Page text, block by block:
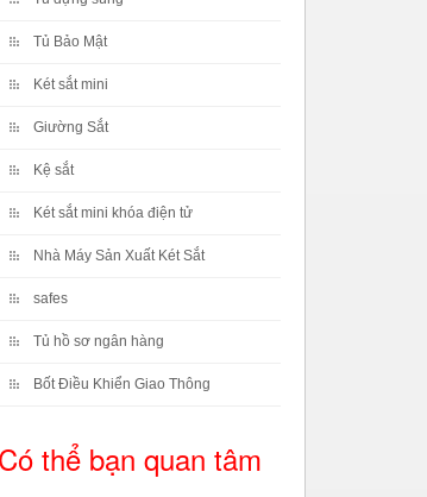
Tủ Bảo Mật
Két sắt mini
Giường Sắt
Kệ sắt
Két sắt mini khóa điện tử
Nhà Máy Sản Xuất Két Sắt
safes
Tủ hồ sơ ngân hàng
Bốt Điều Khiển Giao Thông
Có thể bạn quan tâm